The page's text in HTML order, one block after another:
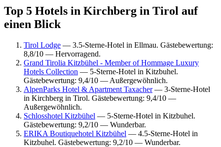
Top 5 Hotels in Kirchberg in Tirol auf
einen Blick
Tirol Lodge — 3.5-Sterne-Hotel in Ellmau. Gästebewertung:
8,8/10 — Hervorragend.
Grand Tirolia Kitzbühel - Member of Hommage Luxury
Hotels Collection — 5-Sterne-Hotel in Kitzbuhel.
Gästebewertung: 9,4/10 — Außergewöhnlich.
AlpenParks Hotel & Apartment Taxacher— 3-Sterne-Hotel
in Kirchberg in Tirol. Gästebewertung: 9,4/10 —
Außergewöhnlich.
Schlosshotel Kitzbühel — 5-Sterne-Hotel in Kitzbuhel.
Gästebewertung: 9,2/10 — Wunderbar.
ERIKA Boutiquehotel Kitzbühel — 4.5-Sterne-Hotel in
Kitzbuhel. Gästebewertung: 9,2/10 — Wunderbar.